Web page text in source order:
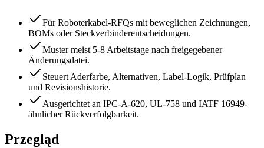
Für Roboterkabel-RFQs mit beweglichen Zeichnungen,
BOMs oder Steckverbinderentscheidungen.
Muster meist 5-8 Arbeitstage nach freigegebener
Änderungsdatei.
Steuert Aderfarbe, Alternativen, Label-Logik, Prüfplan
und Revisionshistorie.
Ausgerichtet an IPC-A-620, UL-758 und IATF 16949-
ähnlicher Rückverfolgbarkeit.
Przegląd